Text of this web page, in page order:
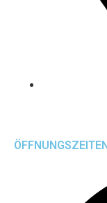
ÖFFNUNGSZEITEN